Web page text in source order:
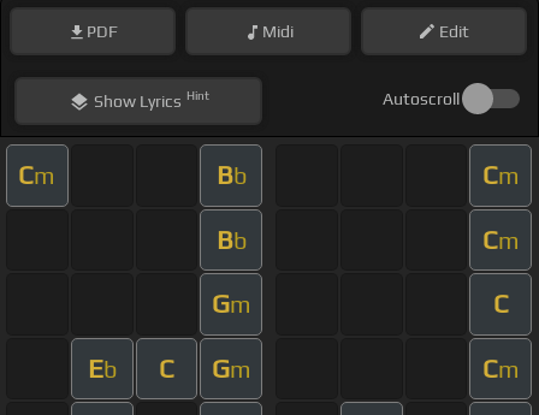
PDF Midi Edit
ShowLyrics Hint Autoscroll
Cm Bb Cm
Bb Cm
Gm C
Eb C Gm Cm